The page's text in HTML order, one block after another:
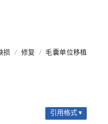
损 / 修复 /
毛囊单位移植
引用格式 ▾